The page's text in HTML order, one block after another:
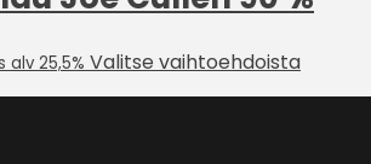
alv 25,5% Valitse vaihtoehdoistaTällä